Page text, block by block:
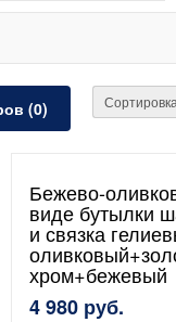
(0)
Бежево-
виде бутылки
и связка
хром+бежевый
4 980 руб.